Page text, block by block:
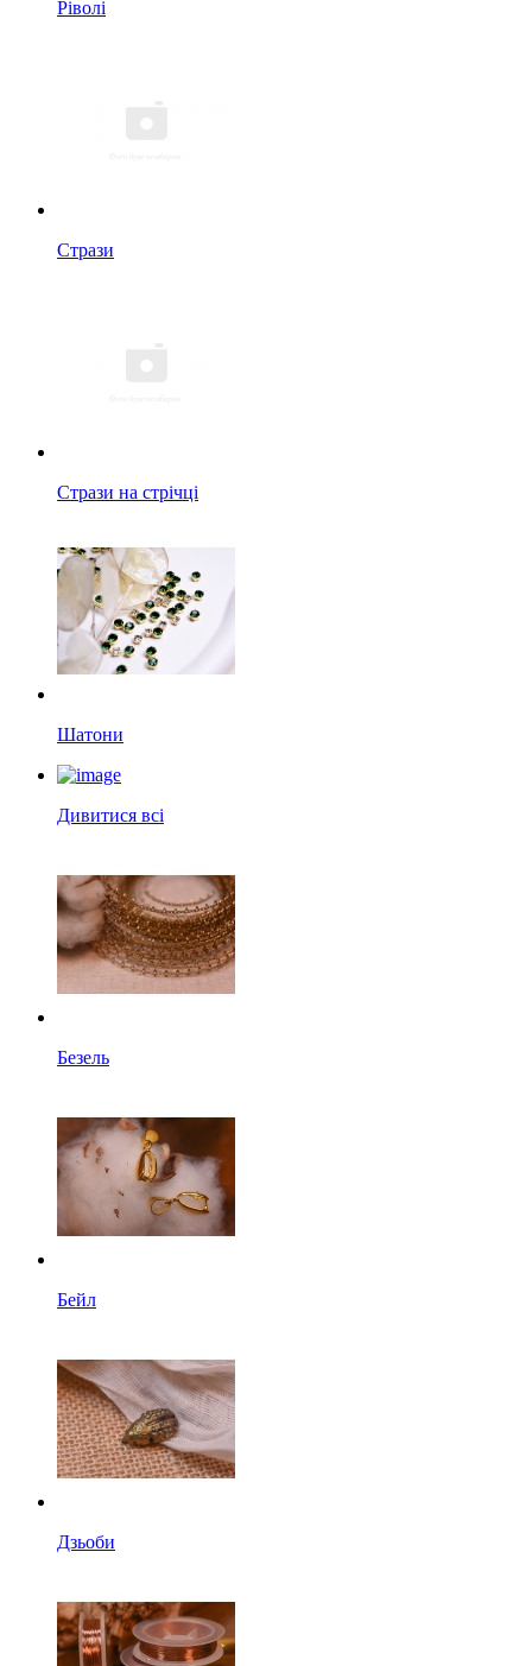
Ріволі
Стрази
Стрази на стрічці
Шатони
Дивитися всі
Безель
Бейл
Дзьоби